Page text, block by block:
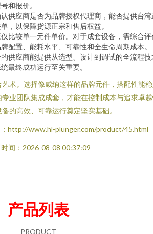
和报价。
认供应商是否为品牌授权代理商，能否提供台湾
，以保障货源正宗和售后权益。
仅比较单一元件单价。对于成套设备，需综合评
配置、能耗水平、可靠性和全生命周期成本。
的供应商能提供从选型、设计到调试的全流程技
最终成功运行至关重要。
术。选择像威纳这样的品牌元件，搭配性能
业团队集成成套，才能在控制成本与追求卓
的高效、可靠运行奠定坚实基础。
http://www.hl-plunger.com/product/45.html
间：2026-08-08 00:37:09
产品列表
PRODUCT